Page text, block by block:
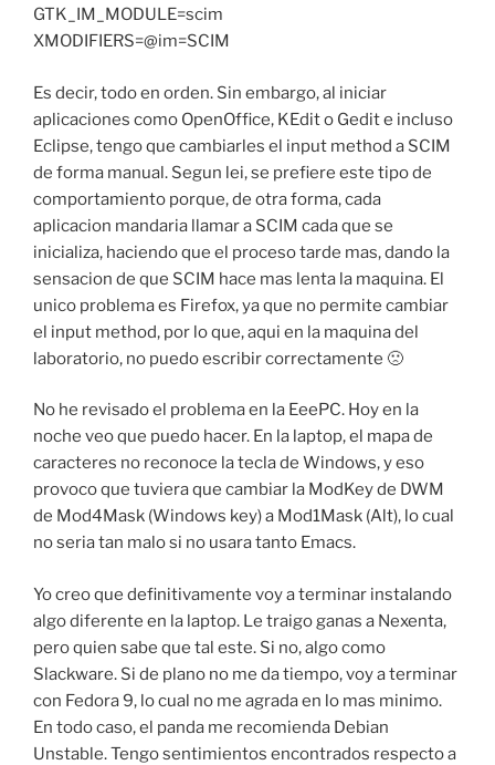
GTK_IM_MODULE=scim
XMODIFIERS=@im=SCIM
Es decir, todo en orden. Sin embargo, al iniciar
aplicaciones como OpenOffice, KEdit o Gedit e incluso
Eclipse, tengo que cambiarles el input method a SCIM
de forma manual. Segun lei, se prefiere este tipo de
comportamiento porque, de otra forma, cada
aplicacion mandaria llamar a SCIM cada que se
inicializa, haciendo que el proceso tarde mas, dando la
sensacion de que SCIM hace mas lenta la maquina. El
unico problema es Firefox, ya que no permite cambiar
el input method, por lo que, aqui en la maquina del
laboratorio, no puedo escribir correctamente 🙁
No he revisado el problema en la EeePC. Hoy en la
noche veo que puedo hacer. En la laptop, el mapa de
caracteres no reconoce la tecla de Windows, y eso
provoco que tuviera que cambiar la ModKey de DWM
de Mod4Mask (Windows key) a Mod1Mask (Alt), lo cual
no seria tan malo si no usara tanto Emacs.
Yo creo que definitivamente voy a terminar instalando
algo diferente en la laptop. Le traigo ganas a Nexenta,
pero quien sabe que tal este. Si no, algo como
Slackware. Si de plano no me da tiempo, voy a terminar
con Fedora 9, lo cual no me agrada en lo mas minimo.
En todo caso, el panda me recomienda Debian
Unstable. Tengo sentimientos encontrados respecto a